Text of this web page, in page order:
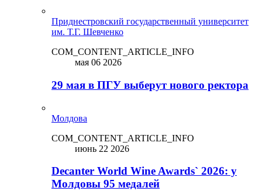
Приднестровский государственный университет
им. Т.Г. Шевченко
COM_CONTENT_ARTICLE_INFO
мая 06 2026
29 мая в ПГУ выберут нового ректора
Молдова
COM_CONTENT_ARTICLE_INFO
июнь 22 2026
Decanter World Wine Awards` 2026: у
Молдовы 95 медалей